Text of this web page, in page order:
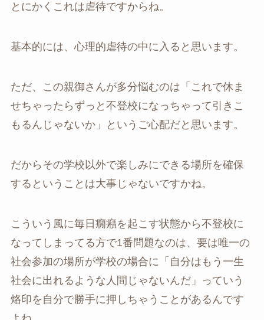
とにかくこれは虐待ですからね。
基本的には、心理的虐待の中に入ると思います。
ただ、この親御さんが多分悩むのは「これで休ま
せちゃったらずっと不登校になっちゃって引きこ
もるんじゃないか」というご心配だと思います。
だからその学校以外で楽しみにできる場所を確保
するということは大事じゃないですかね。
こういう風に毎日癇癪を起こす状態から不登校に
なってしまってる方で1番問題なのは、要は唯一の
社会参加の場所が学校の場合に「自分はもう一生
社会に出れるような人間じゃないんだ」っていう
烙印を自分で勝手に押しちゃうことがあるんです